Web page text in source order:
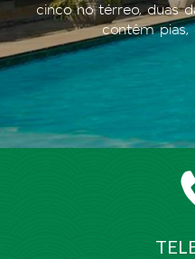
cinco no térreo, duas
contêm